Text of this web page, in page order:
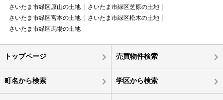
さいたま市緑区原山の土地
さいたま市緑区芝原の土地
さいたま市緑区宮本の土地
さいたま市緑区松木の土地
さいたま市緑区馬場の土地
トップページ 売買物件検索
町名から検索 学区から検索